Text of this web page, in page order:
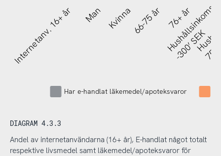
Internetanv. 16+ år Man Kvinna66-75 år 76+ år
Hushållsinkomst
-300’ SEK
Har e-handlat läkemedel/apoteksvaror
DIAGRAM 4.3.3
Andel av internetanvändarna (16+ år), E-handlat något totalt
respektive livsmedel samt läkemedel/apoteksvaror för